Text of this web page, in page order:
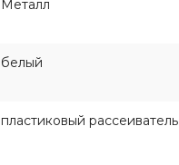
Металл
белый
пластиковый рассеиватель